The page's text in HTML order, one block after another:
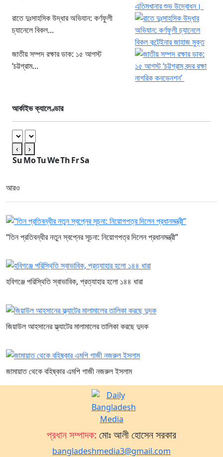
রাতে দুঃসাহসিক উদ্ধার অভিযান: কর্ণফুলী
চ্যানেলে বিকল...
জাতীয় সম্পদ রক্ষার ডাক: ১৫ আগস্ট
‘চট্টগ্রাম...
আর্কাইভ ক্যালেণ্ডার
‹
›
SuMoTuWeThFrSa
আরও
“তিন প্রতিবন্ধীর নতুন স্বপ্নের সূচনা: নিয়োগপত্র দিলেন প্রধানমন্ত্রী”
হবিগঞ্জে পরিস্থিতি স্বাভাবিক, প্রত্যাহার হলো ১৪৪ ধারা
জিয়াউল আহসানের ফ্ল্যাটের মালামালের তালিকা করছে দুদক
জামায়াত থেকে বহিষ্কার এমপি গাজী নজরুল ইসলাম
প্রধান সম্পাদক: মোঃ আলী হোসেন সরকার
bangladeshmedia3@gmail.com